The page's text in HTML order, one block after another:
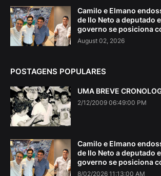
Camilo e Elmano
de Ilo Neto a deputado
governo se posiciona
August 02, 2026
POSTAGENS POPULARES
UMA BREVE
2/12/2009 06:49:00 PM
Camilo e Elmano
de Ilo Neto a deputado
governo se posiciona
8/02/2026 11:13:00 AM